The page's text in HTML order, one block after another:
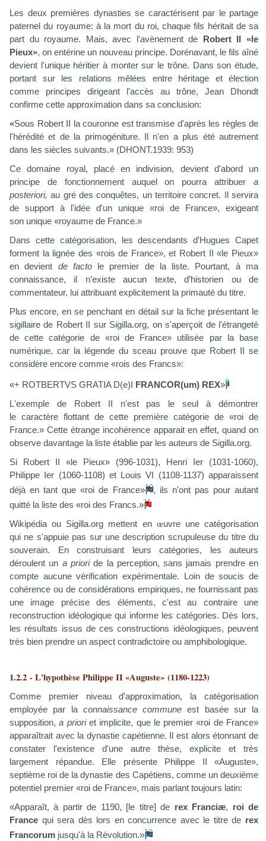
Les deux premières dynasties se caractérisent par le partage
paternel du royaume: à la mort du roi, chaque fils héritait de sa
part du royaume. Mais, avec l'avènement de
Robert II «le
Pieux», on entérine un nouveau principe. Dorénavant, le fils aîné
devient l'unique héritier à monter sur le trône. Dans son étude,
portant sur les relations mêlées entre héritage et élection
comme principes dirigeant l'accès au trône, Jean Dhondt
confirme cette approximation dans sa conclusion:
«Sous Robert II la couronne est transmise d'après les règles de
l'hérédité et de la primogéniture. Il n'en a plus été autrement
dans les siècles suivants.» (DHONT.1939: 953)
Ce domaine royal, placé en indivision, devient d'abord un
principe de fonctionnement auquel on pourra attribuer a
posteriori,au gré des conquêtes, un territoire concret. Il servira
de support à l'idée d'un unique «roi de France», exigeant
son unique «royaume de France.»
Dans cette catégorisation, les descendants d'Hugues Capet
forment la lignée des «rois de France», et Robert II «le Pieux»
en devient de factole premier de la liste. Pourtant, à ma
connaissance, il n’existe aucun texte, d’historien ou de
commentateur, lui attribuant explicitement la primauté du titre.
Plus encore, en se penchant en détail sur la fiche présentant le
sigillaire de Robert II sur Sigilla.org, on s'aperçoit de l'étrangeté
de cette catégorie de «roi de France» utilisée par la base
numérique, car la légende du sceau prouve que Robert II se
considère encore comme «rois des Francs»:
«+ ROTBERTVS GRATIA D(e)I FRANCOR(um) REX»9
L'exemple de Robert II n'est pas le seul à démontrer
le caractère flottant de cette première catégorie de «roi de
France.» Cette étrange incohérence apparait en effet, quand on
observe davantage la liste établie par les auteurs de Sigilla.org.
Si Robert II «le Pieux» (996-1031), Henri Ier (1031-1060),
Philippe Ier (1060-1108) et Louis VI (1108-1137) apparaissent
déjà en tant que «roi de France»10, ils n'ont pas pour autant
quitté la liste des «roi des Francs.»11
Wikipédia ou Sigilla.org mettent en œuvre une catégorisation
qui ne s'appuie pas sur une description scrupuleuse du titre du
souverain. En construisant leurs catégories, les auteurs
déroulent un a prioride la perception, sans jamais prendre en
compte aucune vérification expérimentale. Loin de soucis de
cohérence ou de considérations empiriques, ne fournissant pas
une image précise des éléments, c'est au contraire une
reconstruction idéologique qui informe les catégories. Dès lors,
les résultats issus de ces constructions idéologiques, peuvent
très bien prendre un aspect contradictoire ou amphibologique.
1.2.2 - L'hypothèse Philippe II «Auguste» (1180-1223)
Comme premier niveau d'approximation, la catégorisation
employée par la connaissance commune est basée sur la
supposition,a priori et implicite, que le premier «roi de France»
apparaîtrait avec la dynastie capétienne. Il est alors étonnant de
constater l'existence d'une autre thèse, explicite et très
largement répandue. Elle présente Philippe II «Auguste»,
septième roi de la dynastie des Capétiens, comme un deuxième
potentiel premier «roi de France», mais parlant toujours latin:
«Apparaît, à partir de 1190, [le titre] de rex Franciæ, roi de
France qui sera dès lors en concurrence avec le titre de rex
Francorum jusqu'à la Révolution.»12